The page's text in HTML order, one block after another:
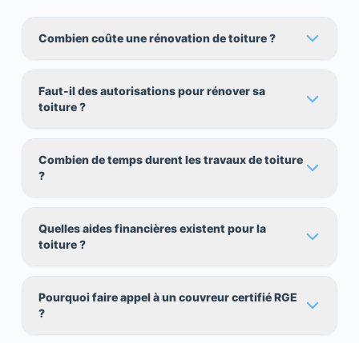
Combien coûte une rénovation de toiture ?
Faut-il des autorisations pour rénover sa
toiture ?
Combien de temps durent les travaux de toiture
?
Quelles aides financières existent pour la
toiture ?
Pourquoi faire appel à un couvreur certifié RGE
?